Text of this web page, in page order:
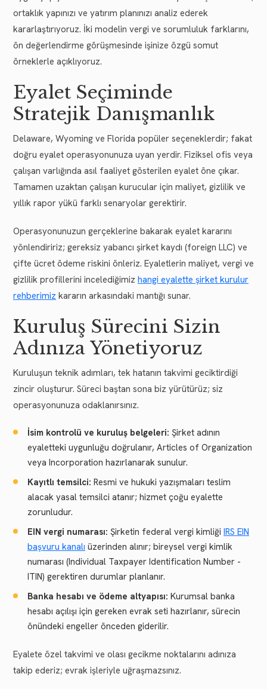
ortaklık yapınızı ve yatırım planınızı analiz ederek
kararlaştırıyoruz. İki modelin vergi ve sorumluluk farklarını,
ön değerlendirme görüşmesinde işinize özgü somut
örneklerle açıklıyoruz.
Eyalet Seçiminde
Stratejik Danışmanlık
Delaware, Wyoming ve Florida popüler seçeneklerdir; fakat
doğru eyalet operasyonunuza uyan yerdir. Fiziksel ofis veya
çalışan varlığında asıl faaliyet gösterilen eyalet öne çıkar.
Tamamen uzaktan çalışan kurucular için maliyet, gizlilik ve
yıllık rapor yükü farklı senaryolar gerektirir.
Operasyonunuzun gerçeklerine bakarak eyalet kararını
yönlendiririz; gereksiz yabancı şirket kaydı (foreign LLC) ve
çifte ücret ödeme riskini önleriz. Eyaletlerin maliyet, vergi ve
gizlilik profillerini incelediğimiz hangi eyalette şirket kurulur
rehberimiz kararın arkasındaki mantığı sunar.
Kuruluş Sürecini Sizin
Adınıza Yönetiyoruz
Kuruluşun teknik adımları, tek hatanın takvimi geciktirdiği
zincir oluşturur. Süreci baştan sona biz yürütürüz; siz
operasyonunuza odaklanırsınız.
İsim kontrolü ve kuruluş belgeleri: Şirket adının
eyaletteki uygunluğu doğrulanır, Articles of Organization
veya Incorporation hazırlanarak sunulur.
Kayıtlı temsilci: Resmi ve hukuki yazışmaları teslim
alacak yasal temsilci atanır; hizmet çoğu eyalette
zorunludur.
EIN vergi numarası: Şirketin federal vergi kimliği IRS EIN
başvuru kanalı üzerinden alınır; bireysel vergi kimlik
numarası (Individual Taxpayer Identification Number -
ITIN) gerektiren durumlar planlanır.
Banka hesabı ve ödeme altyapısı: Kurumsal banka
hesabı açılışı için gereken evrak seti hazırlanır, sürecin
önündeki engeller önceden giderilir.
Eyalete özel takvimi ve olası gecikme noktalarını adınıza
takip ederiz; evrak işleriyle uğraşmazsınız.